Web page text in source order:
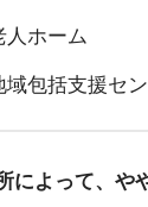
人ホーム
域包括支援セ
によって、や